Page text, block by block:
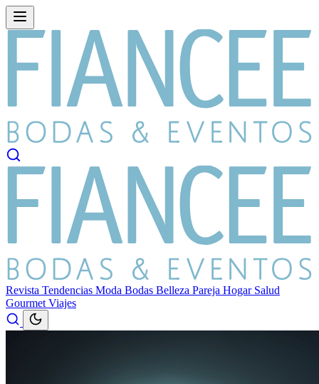
Revista Tendencias Moda Bodas Belleza Pareja Hogar Salud
Gourmet Viajes